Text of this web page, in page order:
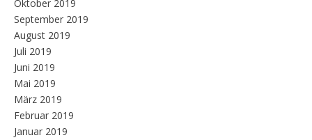
Oktober 2019
September 2019
August 2019
Juli 2019
Juni 2019
Mai 2019
März 2019
Februar 2019
Januar 2019